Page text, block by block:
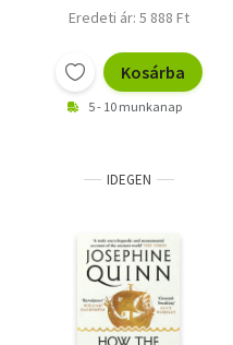
Eredeti ár: 5 888 Ft
Kosárba
5 - 10 munkanap
IDEGEN